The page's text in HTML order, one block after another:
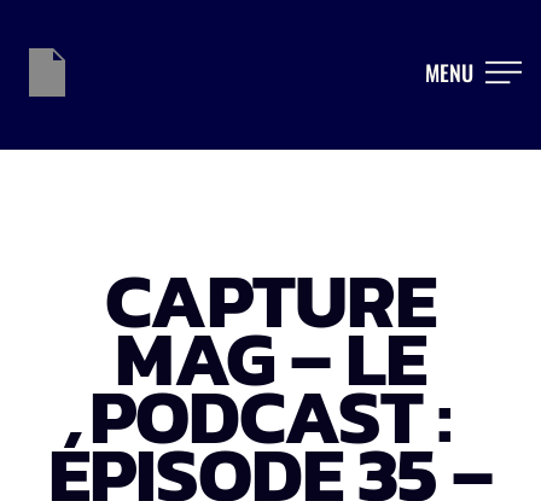
MENU
CAPTURE
MAG – LE
PODCAST :
ÉPISODE 35 –